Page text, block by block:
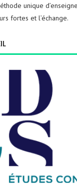
unique
fortes et l’échange.